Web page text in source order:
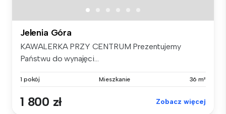
Jelenia Góra
KAWALERKA PRZY CENTRUM Prezentujemy
Państwu do wynajęci...
1 pokój Mieszkanie 36 m²
1 800 zł Zobacz więcej